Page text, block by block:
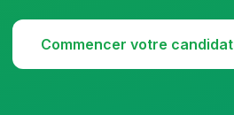
Commencer votre